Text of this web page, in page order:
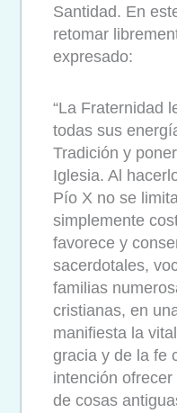
Santidad. En
retomar
expresado:
“La Fraternidad
todas sus
Tradición y
Iglesia. Al
Pío X no se
simplemente
favorece y
sacerdotales,
familias
cristianas, en
manifiesta la
gracia y de la fe
intención
de cosas